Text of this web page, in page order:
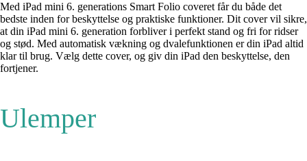
Med iPad mini 6. generations Smart Folio coveret får du både det
bedste inden for beskyttelse og praktiske funktioner. Dit cover vil sikre,
at din iPad mini 6. generation forbliver i perfekt stand og fri for ridser
og stød. Med automatisk vækning og dvalefunktionen er din iPad altid
klar til brug. Vælg dette cover, og giv din iPad den beskyttelse, den
fortjener.
Ulemper